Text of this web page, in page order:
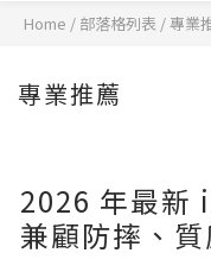
Home / 部落格列表 /專業
專業推薦
2026 年最新
兼顧防摔、